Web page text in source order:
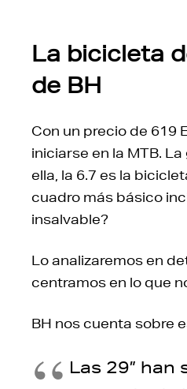
La bicicleta
de BH
Con un precio de 619
iniciarse en la MTB.
ella, la 6.7 es la
cuadro más básico
insalvable?
Lo analizaremos en
centramos en lo que
BH nos cuenta sobre
Las 29” han